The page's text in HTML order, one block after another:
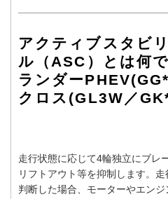
アクティブスタビ
ル（ASC）とは何
ランダー
クロス(GL3W／
走行状態に応じて4輪独立にブレ
リフトアウト等を抑制します。
判断した場合、モーターやエン